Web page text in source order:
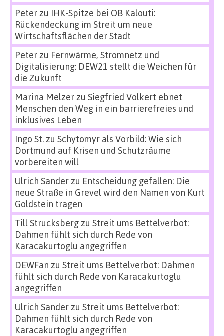
Peterzu IHK-Spitze bei OB Kalouti:
Rückendeckung im Streit um neue
Wirtschaftsflächen der Stadt
Peterzu Fernwärme, Stromnetz und
Digitalisierung: DEW21 stellt die Weichen für
die Zukunft
Marina Melzerzu Siegfried Volkert ebnet
Menschen den Weg in ein barrierefreies und
inklusives Leben
Ingo St.zu Schytomyr als Vorbild: Wie sich
Dortmund auf Krisen und Schutzräume
vorbereiten will
Ulrich Sanderzu Entscheidung gefallen: Die
neue Straße in Grevel wird den Namen von Kurt
Goldstein tragen
Till Strucksbergzu Streit ums Bettelverbot:
Dahmen fühlt sich durch Rede von
Karacakurtoglu angegriffen
DEWFan zu Streit ums Bettelverbot: Dahmen
fühlt sich durch Rede von Karacakurtoglu
angegriffen
Ulrich Sanderzu Streit ums Bettelverbot:
Dahmen fühlt sich durch Rede von
Karacakurtoglu angegriffen